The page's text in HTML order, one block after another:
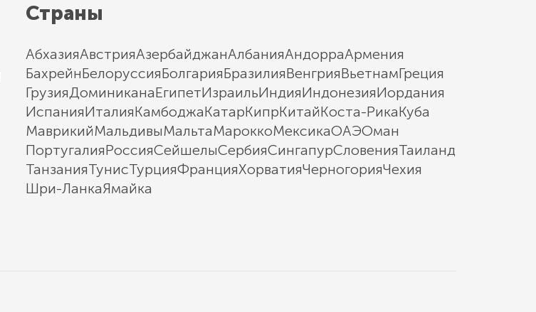
Страны
АбхазияАвстрияАзербайджанАлбанияАндорраАрмения
БахрейнБелоруссияБолгарияБразилияВенгрияВьетнамГреция
ГрузияДоминиканаЕгипетИзраильИндияИндонезияИордания
ИспанияИталияКамбоджаКатарКипрКитайКоста-РикаКуба
МаврикийМальдивыМальтаМароккоМексикаОАЭОман
ПортугалияРоссияСейшелыСербияСингапурСловенияТаиланд
ТанзанияТунисТурцияФранцияХорватияЧерногорияЧехия
Шри-ЛанкаЯмайка